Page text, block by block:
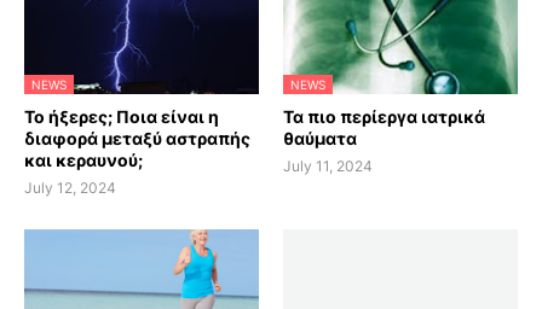
NEWS
Το ήξερες; Ποια είναι η
διαφορά μεταξύ αστραπής
και κεραυνού;
July 12, 2024
NEWS
Τα πιο περίεργα ιατρικά
θαύματα
July 11, 2024